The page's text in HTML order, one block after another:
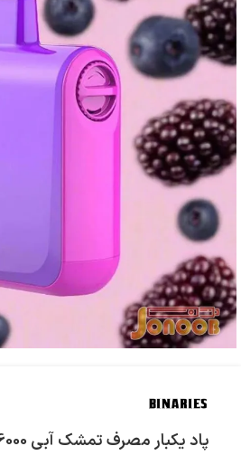
پاد یکبار مصرف تمشک آبی 6000 پاف بیناریس